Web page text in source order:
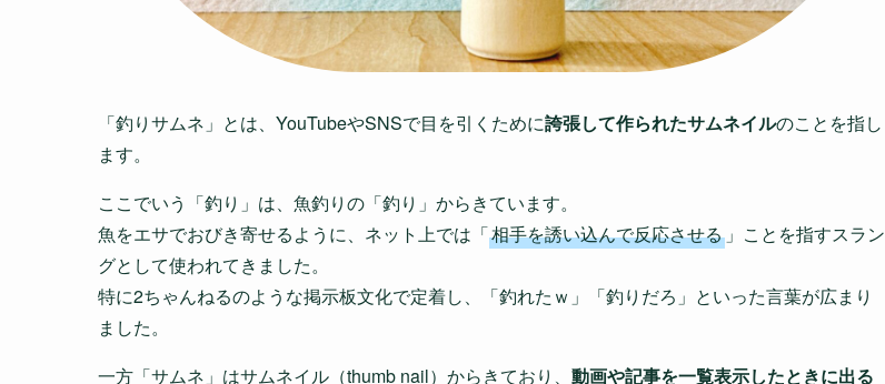
「釣りサムネ」とは、YouTubeやSNSで目を引くために誇張して作られたサムネイルのことを指し
ます。
ここでいう「釣り」は、魚釣りの「釣り」からきています。
魚をエサでおびき寄せるように、ネット上では「相手を誘い込んで反応させる 」ことを指すスラン
グとして使われてきました。
特に2ちゃんねるのような掲示板文化で定着し、「釣れたｗ」「釣りだろ」といった言葉が広まり
ました。
一方「サムネ」はサムネイル（thumb nail）からきており、 動画や記事を一覧表示したときに出る